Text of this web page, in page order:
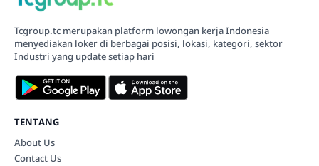
Tcgroup.tc merupakan platform lowongan kerja Indonesia
menyediakan loker di berbagai posisi, lokasi, kategori, sektor
Industri yang update setiap hari
TENTANG
About Us
Contact Us